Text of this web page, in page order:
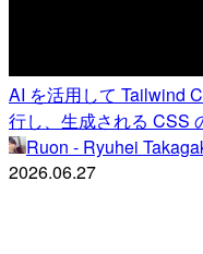
AI を活用して Tailwind
行し、生成される CSS
Ruon - Ryuhei
2026.06.27